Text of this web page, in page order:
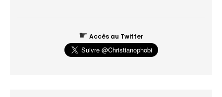
☛ Accès au Twitter